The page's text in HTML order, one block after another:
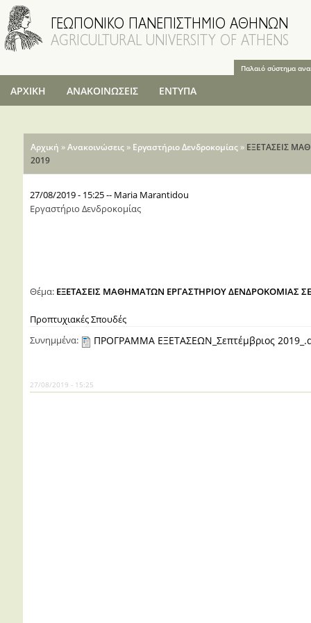
προς το
κυρίως
περιεχόμενο
Παλαιό σύστημα
ΑΡΧΙΚΗ ΑΝΑΚΟΙΝΩΣΕΙΣ ΕΝΤΥΠΑ
Είστε εδώ
Αρχική »Ανακοινώσεις » Εργαστήριο Δενδροκομίας » ΕΞΕΤΑΣΕΙΣ
2019
27/08/2019 - 15:25-- Maria Marantidou
Εργαστήριο Δενδροκομίας
Θέμα: ΕΞΕΤΑΣΕΙΣ ΜΑΘΗΜΑΤΩΝ ΕΡΓΑΣΤΗΡΙΟΥ ΔΕΝΔΡΟΚΟΜΙΑΣ
Προπτυχιακές Σπουδές
Συνημμένα:
ΠΡΟΓΡΑΜΜΑ ΕΞΕΤΑΣΕΩΝ_Σεπτέμβριος
27/08/2019 - 15:25